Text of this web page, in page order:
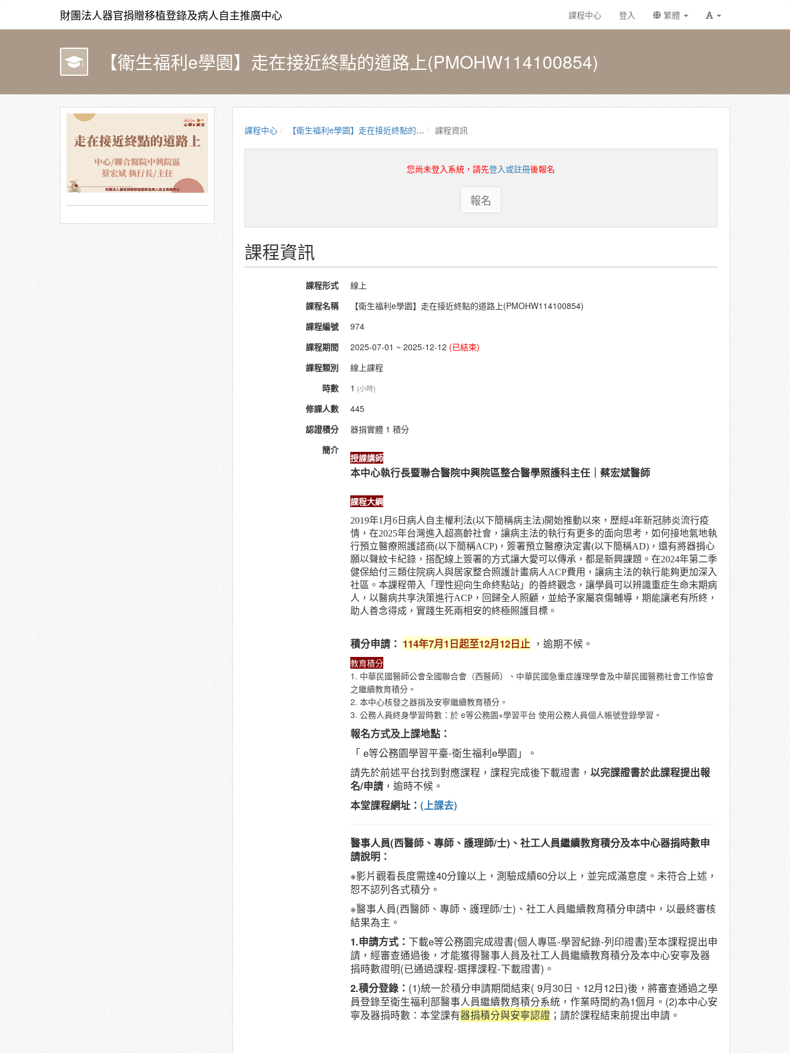
財團法人器官捐贈移植登錄及病人自主推廣中心 課程中心 登入 繁體
【衛生福利e學園】走在接近終點的道路上(PMOHW114100854)
課程中心 【衛生福利e學園】走在接近終點的道路上(PMOHW114100854) 課程資訊
您尚未登入系統，請先登入或註冊後報名
報名
課程資訊
課程形式
線上
課程名稱
【衛生福利e學園】走在接近終點的道路上(PMOHW114100854)
課程編號
974
課程期間
2025-07-01 ~ 2025-12-12 (已結束)
課程類別
線上課程
時數
1 (小時)
修課人數
445
認證積分
器捐實體 1 積分
簡介
授課講師
本中心執行長暨聯合醫院中興院區整合醫學照護科主任｜ 蔡宏斌醫師
課程大綱
2019年1 月 6日病人自主權利法(以下簡稱病主法)開始推動以來，歷經4年新冠肺炎流行疫
情，在2025年台灣進入超高齡社會，讓病主法的執行有更多的面向思考，如何接地氣地執
行預立醫療照護諮商(以下簡稱ACP)，簽署預立醫療決定書(以下簡稱AD)，還有將器捐心
願以聲紋卡紀錄，搭配線上簽署的方式讓大愛可以傳承，都是新興課題。在2024年第二季
健保給付三類住院病人與居家整合照護計畫病人ACP費用，讓病主法的執行能夠更加深入
社區。本課程帶入「理性迎向生命終點站」的善終觀念，讓學員可以辨識重症生命末期病
人，以醫病共享決策進行ACP，回歸全人照顧，並給予家屬哀傷輔導，期能讓老有所終，
助人善念得成，實踐生死兩相安的終極照護目標。
積分申請： 114年7月1日起至12月12日止，逾期不候。
教育積分
1. 中華民國醫師公會全國聯合會（西醫師）、中華民國急重症護理學會及中華民國醫務社會工作協會
之繼續教育積分。
2. 本中心核發之器捐及安寧繼續教育積分。
3. 公務人員終身學習時數：於 e等公務園+學習平台 使用公務人員個人帳號登錄學習。
報名方式及上課地點：
「 e等公務園學習平臺-衛生福利e學園」。
請先於前述平台找到對應課程，課程完成後下載證書， 以完課證書於此課程提出報
名/申請，逾時不候。
本堂課程網址： (上課去)
醫事人員(西醫師、專師、護理師/士)、社工人員繼續教育積分及本中心器捐時數申
請說明：
※影片觀看長度需達40分鐘以上，測驗成績60分以上，並完成滿意度。未符合上述，
恕不認列各式積分。
※醫事人員(西醫師、專師、護理師/士)、社工人員繼續教育積分申請中，以最終審核
結果為主。
1.申請方式： 下載e等公務園完成證書(個人專區-學習紀錄-列印證書)至本課程提出申
請，經審查通過後，才能獲得醫事人員及社工人員繼續教育積分及本中心安寧及器
捐時數證明(已通過課程-選擇課程-下載證書)。
2.積分登錄： (1)統一於積分申請期間結束( 9月30日、 12月12日)後，將審查通過之學
員登錄至衛生福利部醫事人員繼續教育積分系統，作業時間約為1個月。(2)本中心安
寧及器捐時數：本堂課有器捐積分與安寧認證 ；請於課程結束前提出申請。